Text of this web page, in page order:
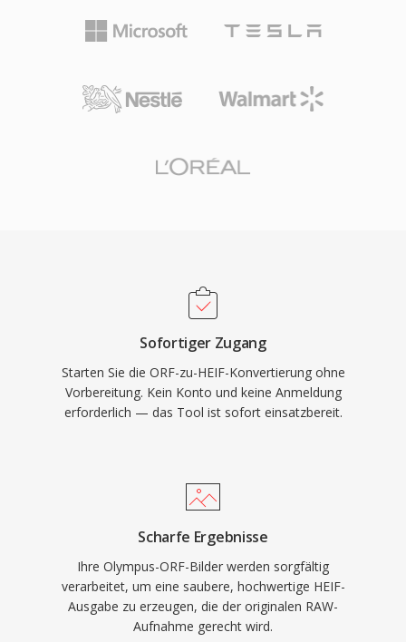
Sofortiger Zugang
Starten Sie die ORF-zu-HEIF-Konvertierung ohne
Vorbereitung. Kein Konto und keine Anmeldung
erforderlich — das Tool ist sofort einsatzbereit.
Scharfe Ergebnisse
Ihre Olympus-ORF-Bilder werden sorgfältig
verarbeitet, um eine saubere, hochwertige HEIF-
Ausgabe zu erzeugen, die der originalen RAW-
Aufnahme gerecht wird.